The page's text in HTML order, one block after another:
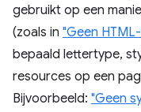
gebruikt op een
(zoals in "Geen
bepaald lettertype,
resources op een
Bijvoorbeeld: "Geen